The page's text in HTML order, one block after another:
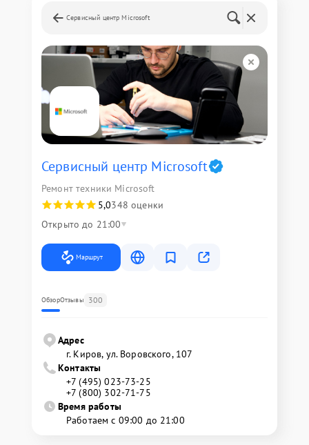
Сервисный центр Microsoft
Сервисный центр Microsoft
Ремонт техники Microsoft
5,0348 оценки
Открыто до 21:00
Маршрут
ОбзорОтзывы 300
Адрес
г. Киров, ул. Воровского, 107
Контакты
+7 (495) 023-73-25
+7 (800) 302-71-75
Время работы
Работаем с 09:00 до 21:00